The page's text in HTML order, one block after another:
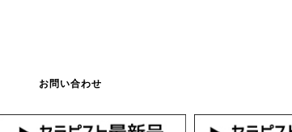
お問い合わせ